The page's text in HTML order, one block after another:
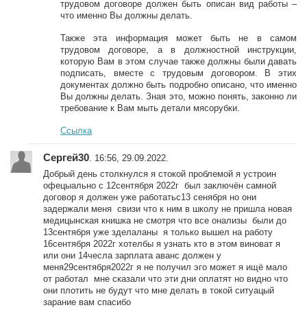
трудовом договоре должен быть описан вид работы –
что именно Вы должны делать.
Также эта информация может быть не в самом
трудовом договоре, а в должностной инструкции,
которую Вам в этом случае также должны были давать
подписать, вместе с трудовым договором. В этих
документах должно быть подробно описано, что именно
Вы должны делать. Зная это, можно понять, законно ли
требование к Вам мыть детали мясорубки.
Ссылка
Сергей30 . 16:56, 29.09.2022.
Добрый день столкнулся я стокой проблемой я устроин
офецыально с 12сентября 2022г был заключён самной
договор я должен уже работатьс13 сенября но они
задержали меня свизи что к ним в школу не пришла новая
медицынская книшка не смотря что все онализы были до
13сентября уже зделаланы я только вышел на работу
16сентября 2022г хотелбы я узнать кто в этом виноват я
или они 14чесла зарплата аванс должен у
меня29сентября2022г я не получил эго может я ищё мало
от работал мне сказали что эти дни оплатят но видно что
они плотить не будут что мне делать в токой ситуацый
зарание вам спасибо